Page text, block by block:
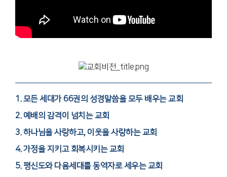
1. 모든 세대가 66권의 성경말씀을 모두 배우는 교회
2. 예배의 감격이 넘치는 교회
3. 하나님을 사랑하고, 이웃을 사랑하는 교회
4. 가정을 지키고 회복시키는 교회
5. 평신도와 다음세대를 동역자로 세우는 교회